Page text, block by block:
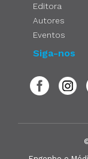
Editora
Autores
Eventos
Siga-nos